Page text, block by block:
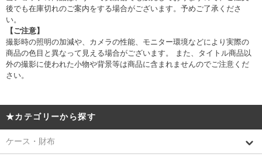
後でも在庫切れのご案内をする場合がございます。予めご了承くださ
い。
【ご注意】
撮影時の照明の加減や、カメラの性能、モニター環境などにより実際の
商品の色目と異なって見える場合がございます。 また、タイトル商品以
外の撮影に使われた小物や背景等は商品に含まれませんのでご注意くだ
さい。
★カテゴリーから探す
ケース・財布